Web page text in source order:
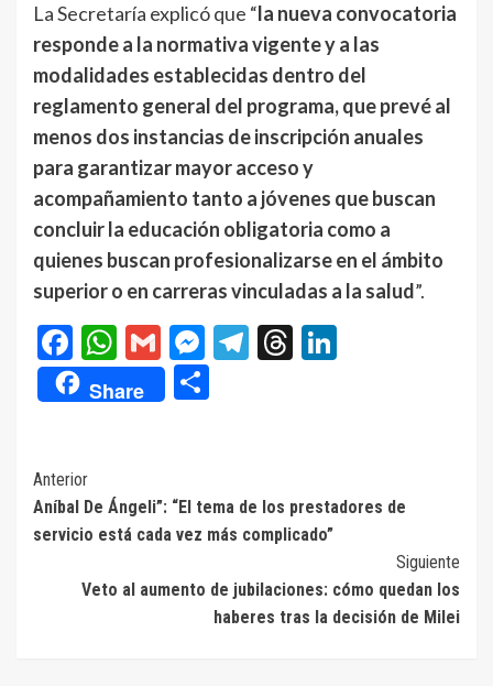
La Secretaría explicó que “la nueva convocatoria
responde a la normativa vigente y a las
modalidades establecidas dentro del
reglamento general del programa, que prevé al
menos dos instancias de inscripción anuales
para garantizar mayor acceso y
acompañamiento tanto a jóvenes que buscan
concluir la educación obligatoria como a
quienes buscan profesionalizarse en el ámbito
superior o en carreras vinculadas a la salud”.
Facebook
WhatsApp
GmailMessenger
Telegram
Threads
Share
Navegación
de
Anterior
Aníbal De Ángeli”: “El tema de los prestadores de
servicio está cada vez más complicado”
Siguiente
Veto al aumento de jubilaciones: cómo quedan los
haberes tras la decisión de Milei